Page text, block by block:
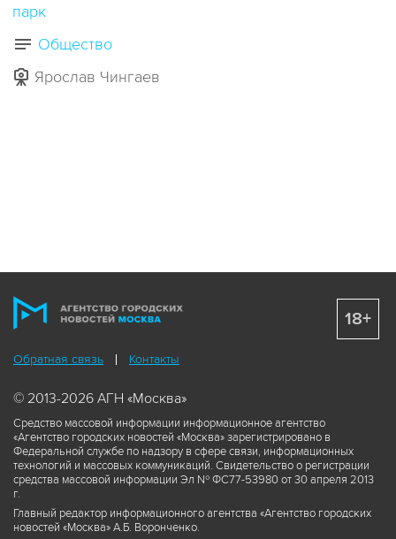
парк
Общество
Ярослав Чингаев
Обратная связь Контакты
© 2013-2026 АГН «Москва»
Средство массовой информации информационное агентство
«Агентство городских новостей «Москва» зарегистрировано в
Федеральной службе по надзору в сфере связи, информационных
технологий и массовых коммуникаций. Свидетельство о регистрации
средства массовой информации Эл № ФС77-53980 от 30 апреля 2013
г.
Главный редактор информационного агентства «Агентство городских
новостей «Москва» А.Б. Воронченко.
18+